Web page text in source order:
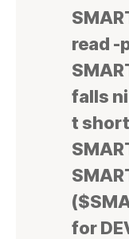
read -
falls
t
for